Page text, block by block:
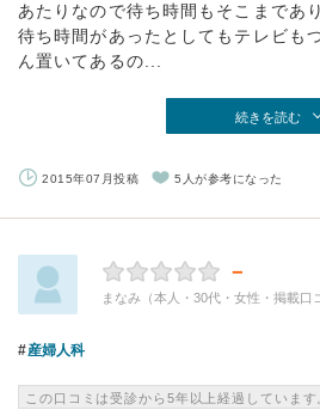
あたりなので待ち時間もそこまであ
待ち時間があったとしてもテレビも
ん置いてあるの...
続きを読む
2015年07月投稿 5人が参考になった
－
まなみ（本人・30代・女性・掲載口
産婦人科
この口コミは受診から5年以上経過しています